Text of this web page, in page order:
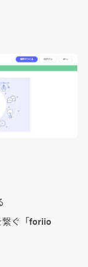
繋ぐ「foriio